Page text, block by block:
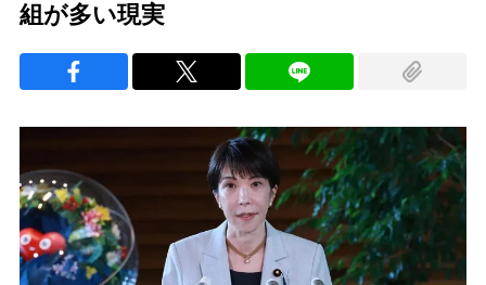
組が多い現実